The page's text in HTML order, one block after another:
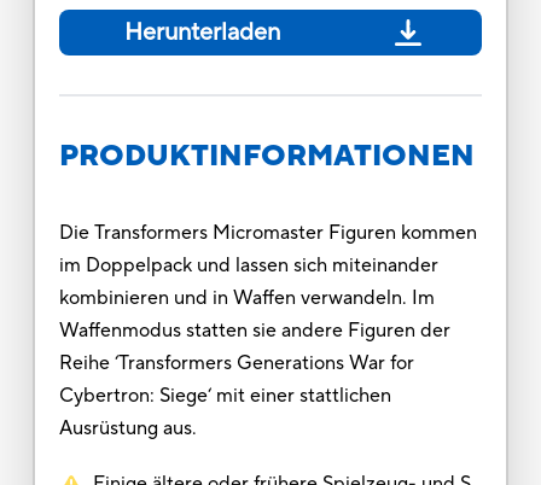
Herunterladen
PRODUKTINFORMATIONEN
Die Transformers Micromaster Figuren kommen
im Doppelpack und lassen sich miteinander
kombinieren und in Waffen verwandeln. Im
Waffenmodus statten sie andere Figuren der
Reihe ‘Transformers Generations War for
Cybertron: Siege‘ mit einer stattlichen
Ausrüstung aus.